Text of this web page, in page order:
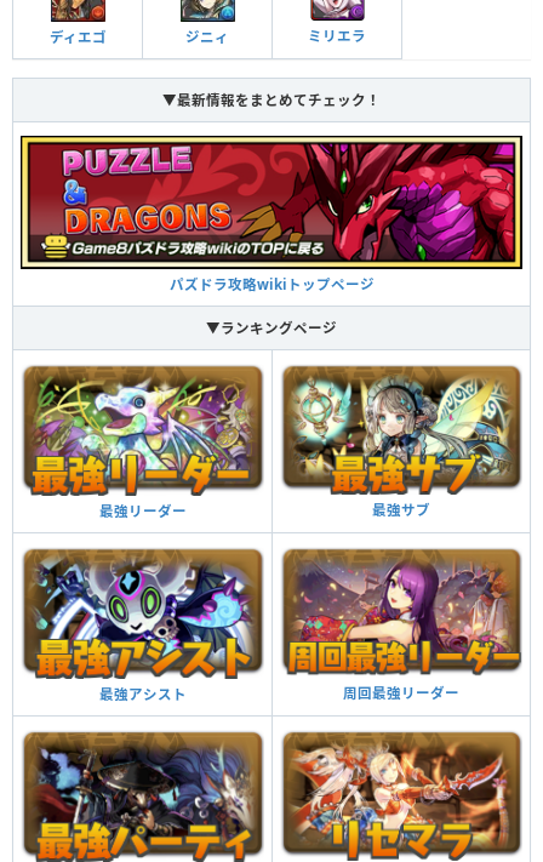
操作不可耐性
操作不可攻撃を無効化する
シンクロ覚醒 効果
回復L字消し
回復ドロップ5個をL字型に消すと敵から受けるダメ
ージを軽減（5％）し、攻撃力が3倍になる。さらに
バインド状態が1ターン回復する。
スキルブースト
チーム全体のスキルが1ターン溜まった状態で始まる
雲耐性
雲攻撃を無効化する
火ドロップ強化＋
強化された火ドロップの出現率（40％）とダメージ
がかなりアップする（1.1449倍）
強化された闇ドロップの出現率（40％）とダメージ
がかなりアップする（1.1449倍）
ディエゴ ジニィ ミリエラ
▼最新情報をまとめてチェック！
パズドラ攻略wikiトップページ
▼ランキングページ
最強リーダー 最強サブ
最強アシスト 周回最強リーダー